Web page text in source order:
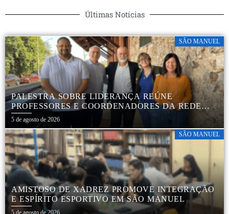
Últimas Notícias
SÃO MANUEL
PALESTRA SOBRE LIDERANÇA REÚNE
PROFESSORES E COORDENADORES DA REDE
MUNICIPAL
5 de agosto de 2026
SÃO MANUEL
AMISTOSO DE XADREZ PROMOVE INTEGRAÇÃO
E ESPÍRITO ESPORTIVO EM SÃO MANUEL
5 de agosto de 2026